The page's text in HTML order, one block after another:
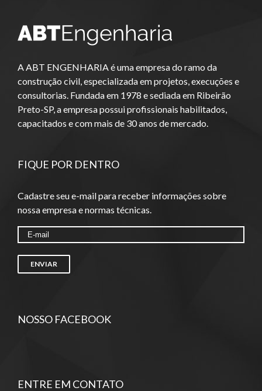
A ABT ENGENHARIA é uma empresa do ramo da
construção civil, especializada em projetos, execuções e
consultorias. Fundada em 1978 e sediada em Ribeirão
Preto-SP, a empresa possui profissionais habilitados,
capacitados e com mais de 30 anos de mercado.
FIQUE POR DENTRO
Cadastre seu e-mail para receber informações sobre
nossa empresa e normas técnicas.
NOSSO FACEBOOK
ENTRE EM CONTATO